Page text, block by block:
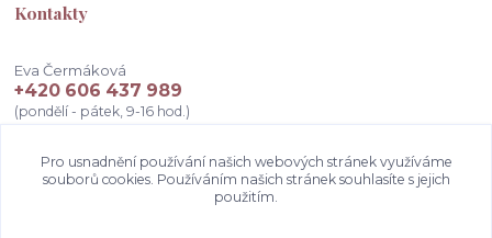
Kontakty
Eva Čermáková
+420 606 437 989
(pondělí - pátek, 9-16 hod.)
info@atelierceva.cz
Pro usnadnění používání našich webových stránek využíváme
souborů cookies. Používáním našich stránek souhlasíte s jejich
použitím.